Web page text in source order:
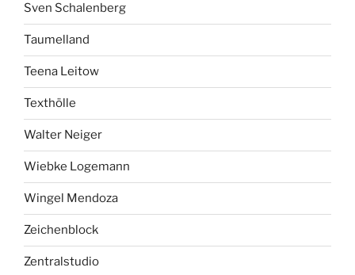
Sven Schalenberg
Taumelland
Teena Leitow
Texthölle
Walter Neiger
Wiebke Logemann
Wingel Mendoza
Zeichenblock
Zentralstudio